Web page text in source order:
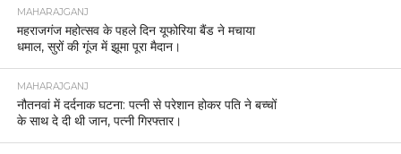
MAHARAJGANJ
महराजगंज महोत्सव के पहले दिन यूफोरिया बैंड ने मचाया
धमाल, सुरों की गूंज में झूमा पूरा मैदान।
MAHARAJGANJ
नौतनवां में दर्दनाक घटना: पत्नी से परेशान होकर पति ने बच्चों
के साथ दे दी थी जान, पत्नी गिरफ्तार।